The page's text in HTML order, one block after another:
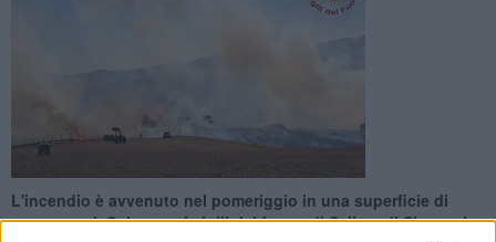
L'incendio è avvenuto nel pomeriggio in una superficie di
cento ettari. Sul posto i vigili del fuoco di Saline, di Siena e i